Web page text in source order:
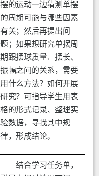
摆的运动一边猜测单摆
的周期可能与哪些因素
有关；然后再提出问
题；如果想研究单摆周
期跟摆球质量、摆长、
振幅之间的关系，需要
用什么方法？如何开展
研究？可指导学生用表
格的形式记录、整理实
验数据，寻找其中规
律，形成结论。
结合学习任务单，